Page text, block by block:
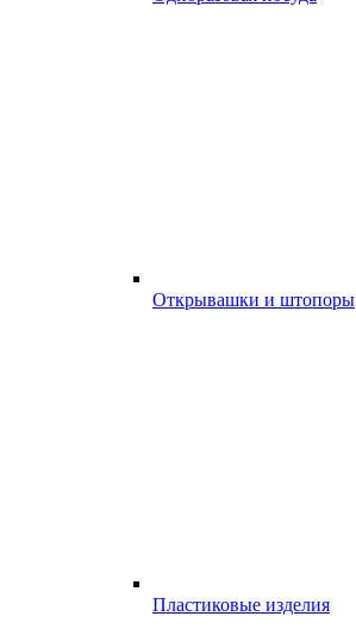
Открывашки и штопоры
Пластиковые изделия